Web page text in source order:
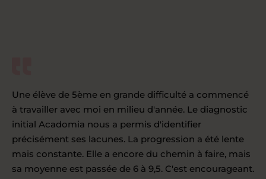
Une élève de 5ème en grande difficulté a commencé
à travailler avec moi en milieu d'année. Le diagnostic
initial Acadomia nous a permis d'identifier
précisément ses lacunes. La progression a été lente
mais constante. Elle a encore du chemin à faire, mais
sa moyenne est passée de 6 à 9,5. C'est encourageant.